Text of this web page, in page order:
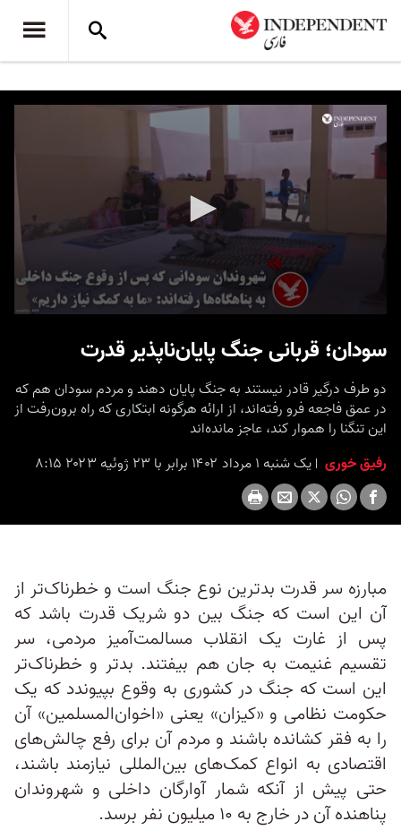
سودان؛ قربانی جنگ پایان‌ناپذیر قدرت
دو طرف درگیر قادر نیستند به جنگ پایان دهند و مردم سودان هم که
در عمق فاجعه فرو رفته‌اند، از ارائه هرگونه ابتکاری که راه برون‌رفت از
این تنگنا را هموار کند، عاجز مانده‌اند
رفیق خوری یک شنبه ۱ مرداد ۱۴۰۲ برابر با ۲۳ ژوئیه ۲۰۲۳ ۸:۱۵
مبارزه سر قدرت بدترین نوع جنگ است و خطرناک‌تر از‌
آن این است که جنگ بین دو شریک قدرت باشد که
پس از غارت یک انقلاب مسالمت‌آمیز مردمی، سر
تقسیم غنیمت به جان هم بیفتند. بدتر و خطرناک‌تر
این است که جنگ در کشوری به وقوع بپیوندد که یک
حکومت نظامی و «کیزان» یعنی «اخوان‌المسلمین» آن
را به فقر کشانده باشند و مردم آن برای رفع چالش‌های
اقتصادی به انواع کمک‌های بین‌المللی نیازمند باشند،
حتی پیش از آنکه شمار آوارگان داخلی و شهروندان
پناهنده آن در خارج به ۱۰ میلیون نفر برسد.